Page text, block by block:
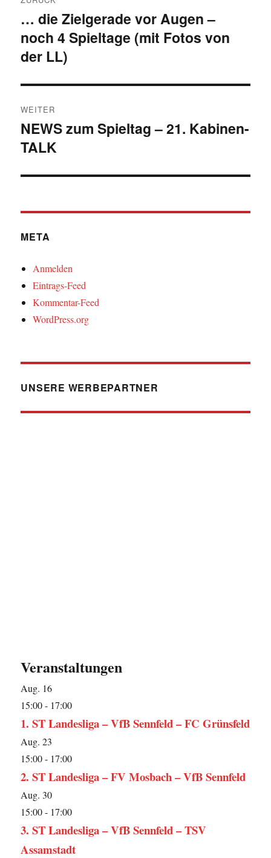
Vorheriger
Beitrag:
… die Zielgerade vor Augen –
noch 4 Spieltage (mit Fotos von
der LL)
WEITER
Nächster
Beitrag:
NEWS zum Spieltag – 21. Kabinen-
TALK
META
Anmelden
Eintrags-Feed
Kommentar-Feed
WordPress.org
UNSERE WERBEPARTNER
Veranstaltungen
Aug. 16
15:00- 17:00
1. ST Landesliga – VfB Sennfeld – FC Grünsfeld
Aug.23
15:00- 17:00
2. ST Landesliga – FV Mosbach – VfB Sennfeld
Aug. 30
15:00- 17:00
3. ST Landesliga – VfB Sennfeld – TSV
Assamstadt